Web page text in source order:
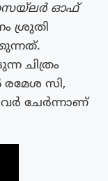
ഓഫ്
ശ്രുതി
ചിത്രം
രമേശ സി,
ചേർന്നാണ്